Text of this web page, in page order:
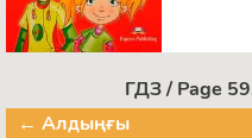
ГДЗ / Page
← Алдыңғы